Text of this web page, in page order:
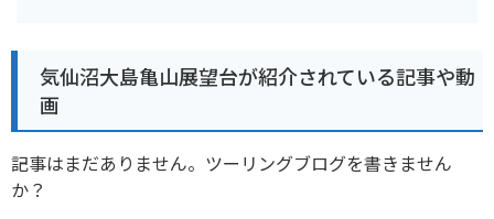
気仙沼大島亀山展望台が紹介されている記事や動
画
記事はまだありません。ツーリングブログを書きません
か？